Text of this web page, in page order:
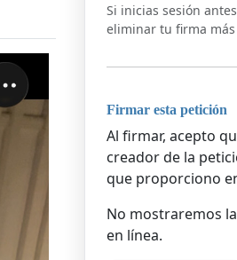
Si inicias sesión
eliminar tu firma
Firmar esta petición
Al firmar, acepto
creador de la
que proporciono
No mostraremos
en línea.